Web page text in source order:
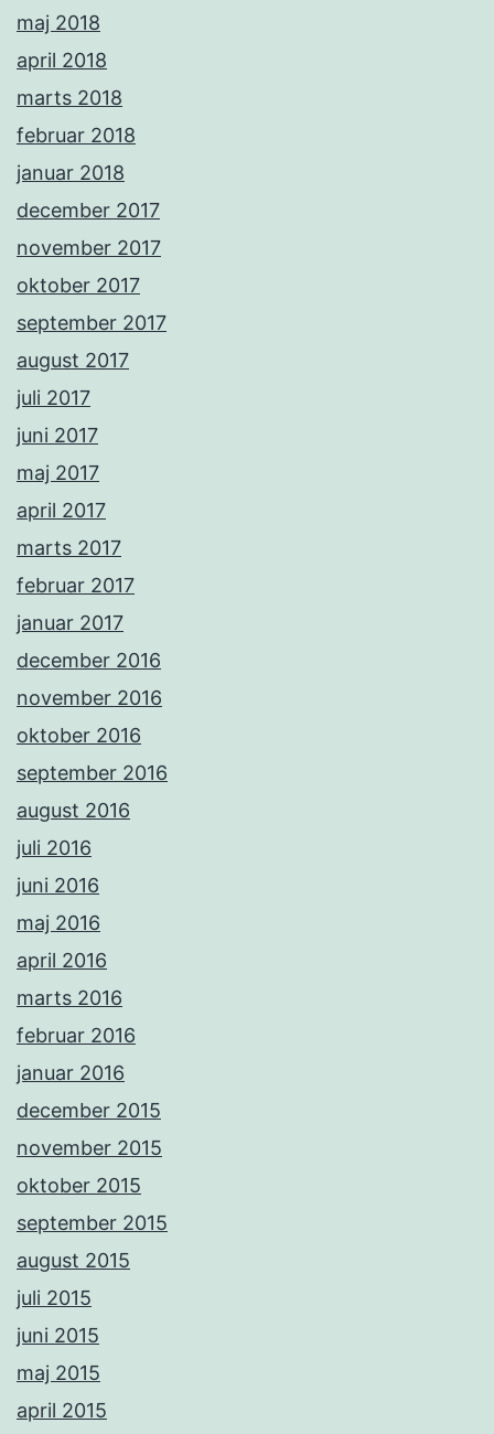
maj 2018
april 2018
marts 2018
februar 2018
januar 2018
december 2017
november 2017
oktober 2017
september 2017
august 2017
juli 2017
juni 2017
maj 2017
april 2017
marts 2017
februar 2017
januar 2017
december 2016
november 2016
oktober 2016
september 2016
august 2016
juli 2016
juni 2016
maj 2016
april 2016
marts 2016
februar 2016
januar 2016
december 2015
november 2015
oktober 2015
september 2015
august 2015
juli 2015
juni 2015
maj 2015
april 2015